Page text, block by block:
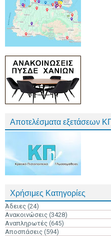
Αποτελέσματα εξετάσεων
Χρήσιμες Κατηγορίες
Άδειες (24)
Ανακοινώσεις (3428)
Αναπληρωτές (645)
Αποσπάσεις (594)